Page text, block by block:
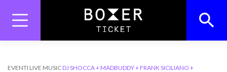
content
EVENTI LIVE MUSIC DJ SHOCCA + MADBUDDY + FRANK SICILIANO +